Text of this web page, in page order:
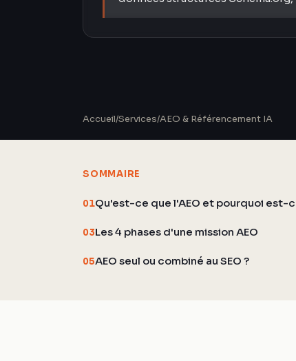
Accueil/Services/AEO & Référencement IA
SOMMAIRE
01Qu'est-ce que l'AEO et pourquoi est-
03Les 4 phases d'une mission AEO
05AEO seul ou combiné au SEO ?